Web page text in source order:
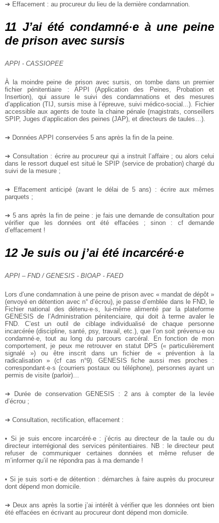
➔ Effacement : au procureur du lieu de la dernière condamnation.
11 J’ai été condamné·e à une peine
de prison avec sursis
APPI - CASSIOPEE
À la moindre peine de prison avec sursis, on tombe dans un premier
fichier pénitentiaire : APPI (Application des Peines, Probation et
Insertion), qui assure le suivi des condamnations et des mesures
d’application (TIJ, sursis mise à l’épreuve, suivi médico-social...). Fichier
accessible aux agents de toute la chaine pénale (magistrats, conseillers
SPIP, Juges d’application des peines (JAP), et directeurs de taules…).
➔ Données APPI conservées 5 ans après la fin de la peine.
➔ Consultation : écrire au procureur qui a instruit l’affaire ; ou alors celui
dans le ressort duquel est situé le SPIP (service de probation) chargé du
suivi de la mesure ;
➔ Effacement anticipé (avant le délai de 5 ans) : écrire aux mêmes
parquets ;
➔ 5 ans après la fin de peine : je fais une demande de consultation pour
vérifier que les données ont été effacées ; sinon : cf demande
d’effacement !
12 Je suis ou j’ai été incarcéré·e
APPI – FND / GENESIS - BIOAP - FAED
Lors d’une condamnation à une peine de prison avec « mandat de dépôt »
(envoyé en détention avec n° d’écrou), je passe d’emblée dans le FND, le
Fichier national des détenu·e·s, lui-même alimenté par la plateforme
GENESIS de l’Administration pénitenciaire, qui doit à terme avaler le
FND. C’est un outil de ciblage individualisé de chaque personne
incarcérée (discipline, santé, psy, travail, etc.), que l’on soit prévenu·e ou
condamné·e, tout au long du parcours carcéral. En fonction de mon
comportement, je peux me retrouver en statut DPS (« particulièrement
signalé ») ou être inscrit dans un fichier de « prévention à la
radicalisation » (cf cas n°9). GENESIS fiche aussi mes proches :
correspondant·e·s (courriers postaux ou téléphone), personnes ayant un
permis de visite (parloir)…
➔ Durée de conservation GENESIS : 2 ans à compter de la levée
d’écrou ;
➔ Consultation, rectification, effacement :
• Si je suis encore incarcéré·e : j’écris au directeur de la taule ou du
directeur interrégional des services pénitentiaires. NB : le directeur peut
refuser de communiquer certaines données et même refuser de
m’informer qu’il ne répondra pas à ma demande !
• Si je suis sorti·e de détention : démarches à faire auprès du procureur
dont dépend mon domicile.
➔ Deux ans après la sortie j’ai intérêt à vérifier que les données ont bien
été effacées en écrivant au procureur dont dépend mon domicile.